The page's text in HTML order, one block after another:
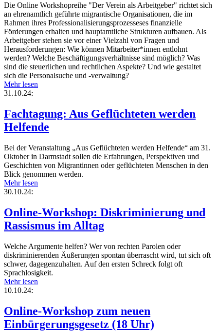
Die Online Workshopreihe "Der Verein als Arbeitgeber" richtet sich
an ehrenamtlich geführte migrantische Organisationen, die im
Rahmen ihres Professionalisierungsprozesseses finanzielle
Förderungen erhalten und hauptamtliche Strukturen aufbauen. Als
Arbeitgeber stehen sie vor einer Vielzahl von Fragen und
Herausforderungen: Wie können Mitarbeiter*innen entlohnt
werden? Welche Beschäftigungsverhältnisse sind möglich? Was
sind die steuerlichen und rechtlichen Aspekte? Und wie gestaltet
sich die Personalsuche und -verwaltung?
Mehr lesen
31.10.24:
Fachtagung: Aus Geflüchteten werden
Helfende
Bei der Veranstaltung „Aus Geflüchteten werden Helfende“ am 31.
Oktober in Darmstadt sollen die Erfahrungen, Perspektiven und
Geschichten von Migrantinnen oder geflüchteten Menschen in den
Blick genommen werden.
Mehr lesen
30.10.24:
Online-Workshop: Diskriminierung und
Rassismus im Alltag
Welche Argumente helfen? Wer von rechten Parolen oder
diskriminierenden Äußerungen spontan überrascht wird, tut sich oft
schwer, dagegenzuhalten. Auf den ersten Schreck folgt oft
Sprachlosigkeit.
Mehr lesen
10.10.24:
Online-Workshop zum neuen
Einbürgerungsgesetz (18 Uhr)